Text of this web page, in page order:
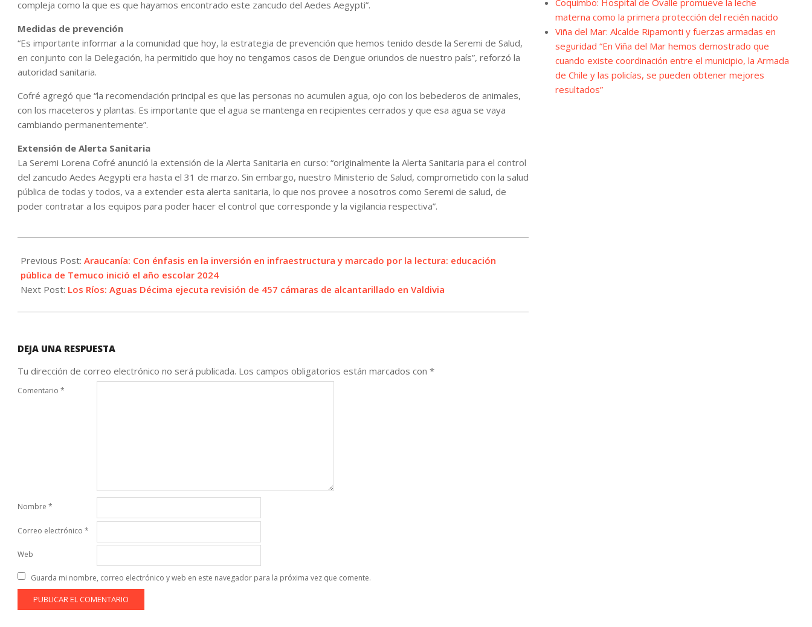
compleja como la que es que hayamos encontrado este zancudo del Aedes Aegypti”.
Medidas de prevención
“Es importante informar a la comunidad que hoy, la estrategia de prevención que hemos tenido desde la Seremi de Salud,
en conjunto con la Delegación, ha permitido que hoy no tengamos casos de Dengue oriundos de nuestro país”, reforzó la
autoridad sanitaria.
Cofré agregó que “la recomendación principal es que las personas no acumulen agua, ojo con los bebederos de animales,
con los maceteros y plantas. Es importante que el agua se mantenga en recipientes cerrados y que esa agua se vaya
cambiando permanentemente”.
Extensión de Alerta Sanitaria
La Seremi Lorena Cofré anunció la extensión de la Alerta Sanitaria en curso: “originalmente la Alerta Sanitaria para el control
del zancudo Aedes Aegypti era hasta el 31 de marzo. Sin embargo, nuestro Ministerio de Salud, comprometido con la salud
pública de todas y todos, va a extender esta alerta sanitaria, lo que nos provee a nosotros como Seremi de salud, de
poder contratar a los equipos para poder hacer el control que corresponde y la vigilancia respectiva”.
03-
06
Previous Post: Araucanía: Con énfasis en la inversión en infraestructura y marcado por la lectura: educación
pública de Temuco inició el año escolar 2024
Next Post: Los Ríos: Aguas Décima ejecuta revisión de 457 cámaras de alcantarillado en Valdivia
DEJA UNA RESPUESTA
Tu dirección de correo electrónico no será publicada. Los campos obligatorios están marcados con *
Comentario *
Nombre *
Correo electrónico *
Web
Guarda mi nombre, correo electrónico y web en este navegador para la próxima vez que comente.
materna como la primera protección del recién nacido
Viña del Mar: Alcalde Ripamonti y fuerzas armadas en
seguridad “En Viña del Mar hemos demostrado que
cuando existe coordinación entre el municipio, la Armada
de Chile y las policías, se pueden obtener mejores
resultados”